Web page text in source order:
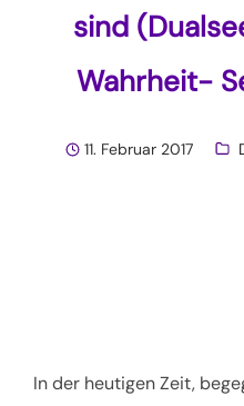
sind
Wahrheit-
11. Februar 2017
In der heutigen Zeit,